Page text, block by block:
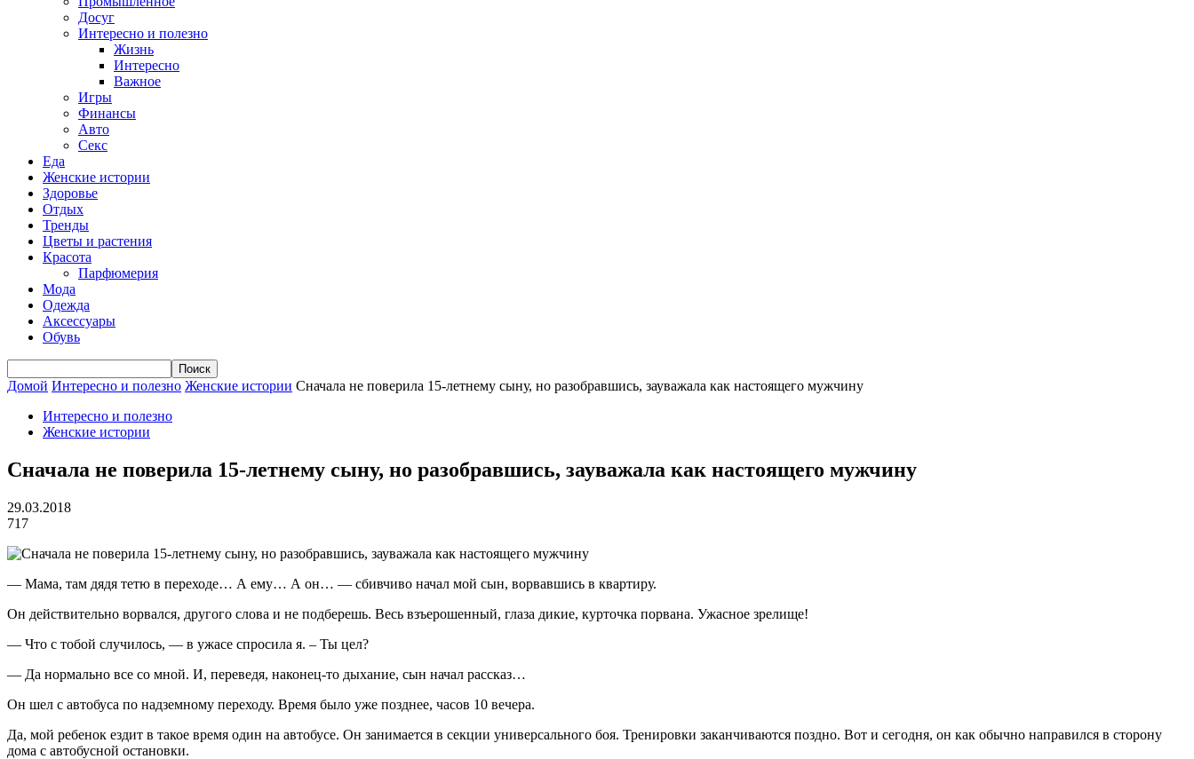
Досуг
Интересно и полезно
Жизнь
Интересно
Важное
Игры
Финансы
Авто
Секс
Еда
Женские истории
Здоровье
Отдых
Тренды
Цветы и растения
Красота
Парфюмерия
Мода
Одежда
Аксессуары
Обувь
Домой Интересно и полезно Женские истории Сначала не поверила 15-летнему сыну, но разобравшись, зауважала как настоящего мужчину
Интересно и полезно
Женские истории
Сначала не поверила 15-летнему сыну, но разобравшись, зауважала как настоящего мужчину
29.03.2018
717
— Мама, там дядя тетю в переходе… А ему… А он… — сбивчиво начал мой сын, ворвавшись в квартиру.
Он действительно ворвался, другого слова и не подберешь. Весь взъерошенный, глаза дикие, курточка порвана. Ужасное зрелище!
— Что с тобой случилось, — в ужасе спросила я. – Ты цел?
— Да нормально все со мной. И, переведя, наконец-то дыхание, сын начал рассказ…
Он шел с автобуса по надземному переходу. Время было уже позднее, часов 10 вечера.
Да, мой ребенок ездит в такое время один на автобусе. Он занимается в секции универсального боя. Тренировки заканчиваются поздно. Вот и сегодня, он как обычно направился в сторону
дома с автобусной остановки.